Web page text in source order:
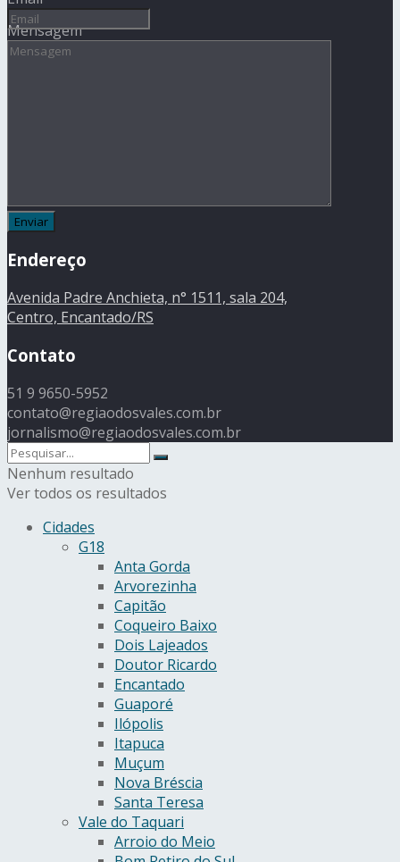
Mensagem
Endereço
Avenida Padre Anchieta, n° 1511, sala 204,
Centro, Encantado/RS
Contato
51 9 9650-5952
contato@regiaodosvales.com.br
jornalismo@regiaodosvales.com.br
Nenhum resultado
Ver todos os resultados
Cidades
G18
Anta Gorda
Arvorezinha
Capitão
Coqueiro Baixo
Dois Lajeados
Doutor Ricardo
Encantado
Guaporé
Ilópolis
Itapuca
Muçum
Nova Bréscia
Santa Teresa
Vale do Taquari
Arroio do Meio